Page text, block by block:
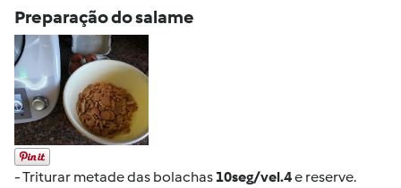
Preparação do salame
- Triturar metade das bolachas 10seg/vel.4e reserve.